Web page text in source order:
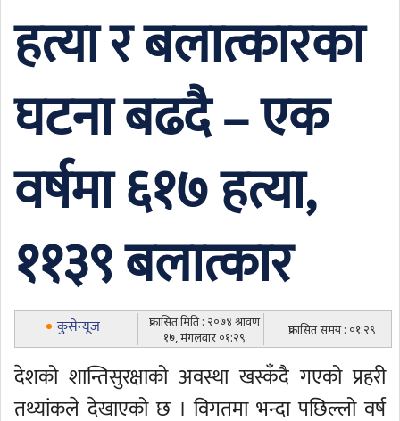
हत्या र बलात्कारका
घटना बढदै – एक
वर्षमा ६१७ हत्या,
११३९ बलात्कार
कुसेन्यूज
प्रकासित मिति : २०७४ श्रावण
१७, मंगलवार ०१:२९
प्रकासित समय : ०१:२९
देशको शान्तिसुरक्षाको अवस्था खस्कँदै गएको प्रहरी
तथ्यांकले देखाएको छ । विगतमा भन्दा पछिल्लो वर्ष